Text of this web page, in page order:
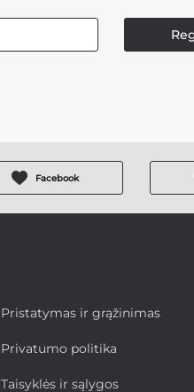
Facebook
Pristatymas ir grąžinimas
Privatumo politika
Taisyklės ir sąlygos